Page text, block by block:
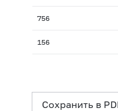
756
156
Сохранить в